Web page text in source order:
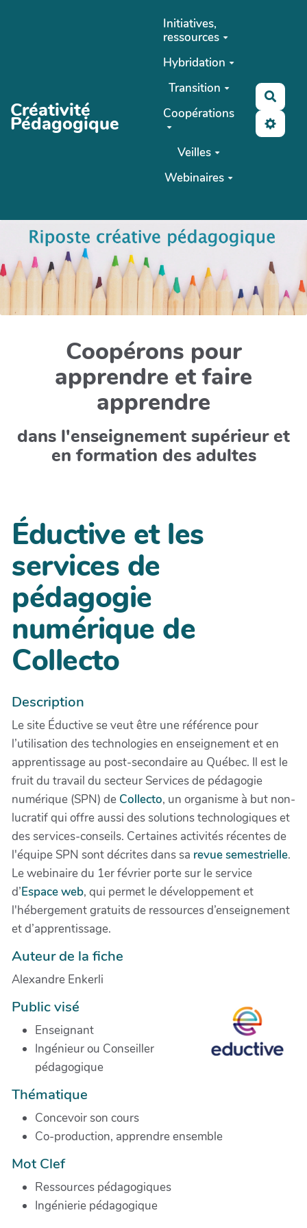
Créativité
Pédagogique
Initiatives,
ressources
Hybridation
Transition
Coopérations
Veilles
Webinaires
Coopérons pour
apprendre et faire
apprendre
dans l'enseignement supérieur et
en formation des adultes
Éductive et les
services de
pédagogie
numérique de
Collecto
Description
Le site Éductive se veut être une référence pour
l’utilisation des technologies en enseignement et en
apprentissage au post-secondaire au Québec. Il est le
fruit du travail du secteur Services de pédagogie
numérique (SPN) de Collecto, un organisme à but non-
lucratif qui offre aussi des solutions technologiques et
des services-conseils. Certaines activités récentes de
l'équipe SPN sont décrites dans sa revue semestrielle.
Le webinaire du 1er février porte sur le service
d’Espace web, qui permet le développement et
l'hébergement gratuits de ressources d’enseignement
et d’apprentissage.
Auteur de la fiche
Alexandre Enkerli
Public visé
Enseignant
Ingénieur ou Conseiller
pédagogique
Thématique
Concevoir son cours
Co-production, apprendre ensemble
Mot Clef
Ressources pédagogiques
Ingénierie pédagogique